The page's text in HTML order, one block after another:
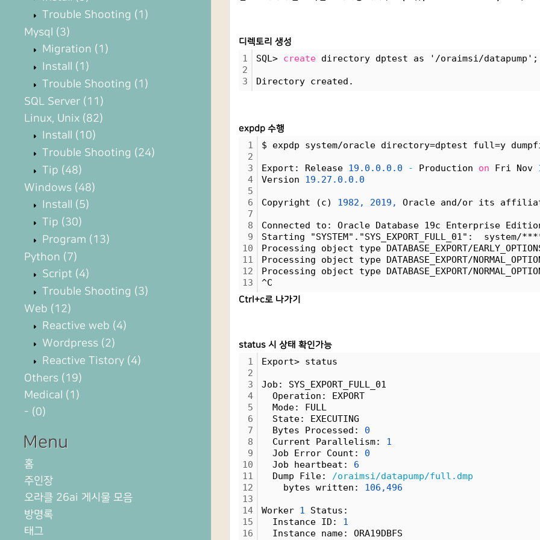
Trouble Shooting (1)
Mysql (3)
Migration (1)
Install (1)
Trouble Shooting (1)
SQL Server (11)
Linux, Unix (82)
Install (10)
Trouble Shooting (24)
Tip (48)
Windows (48)
Install (5)
Tip (30)
Program (13)
Python (7)
Script (4)
Trouble Shooting (3)
Web (12)
Reactive web (4)
Wordpress (2)
Reactive Tistory (4)
Others (19)
Medical (1)
- (0)
Menu
홈
주인장
오라클 26ai 게시물 모음
방명록
태그
디렉토리 생성
1
2
3
SQL> create directory dptest as '/oraimsi/datapump';
Directory created.
expdp 수행
1
2
3
4
5
6
7
8
9
10
11
12
13
$ expdp system/oracle directory=dptest full=y
Export: Release 19.0.0.0.0 - Production on Fri Nov
Version 19.27.0.0.0
Copyright (c) 1982, 2019, Oracle and/or its
Connected to: Oracle Database 19c Enterprise
Starting "SYSTEM"."SYS_EXPORT_FULL_01":
Processing object type DATABASE_EXPORT/
Processing object type DATABASE_EXPORT/
Processing object type DATABASE_EXPORT/
^C
Ctrl+c로 나가기
status 시 상태 확인가능
1
2
3
4
5
6
7
8
9
10
11
12
13
14
15
16
Export> status
Job: SYS_EXPORT_FULL_01
Operation: EXPORT
Mode: FULL
State: EXECUTING
Bytes Processed: 0
Current Parallelism: 1
Job Error Count: 0
Job heartbeat: 6
Dump File: /oraimsi/datapump/full.dmp
bytes written: 106,496
Worker 1 Status:
Instance ID: 1
Instance name: ORA19DBFS